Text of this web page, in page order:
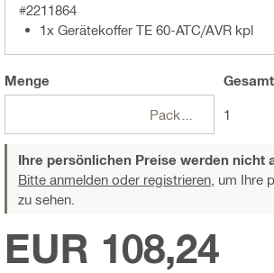
#2211864
1x Gerätekoffer TE 60-ATC/AVR kpl
Menge
Packungen
Gesamt
1
Ihre persönlichen Preise werden nicht
Bitte anmelden oder registrieren, um Ihre
zu sehen.
EUR 108,24